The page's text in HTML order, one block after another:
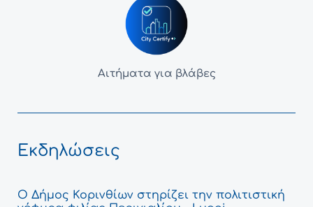
Αιτήματα για βλάβες
Εκδηλώσεις
Ο Δήμος Κορινθίων στηρίζει την πολιτιστική